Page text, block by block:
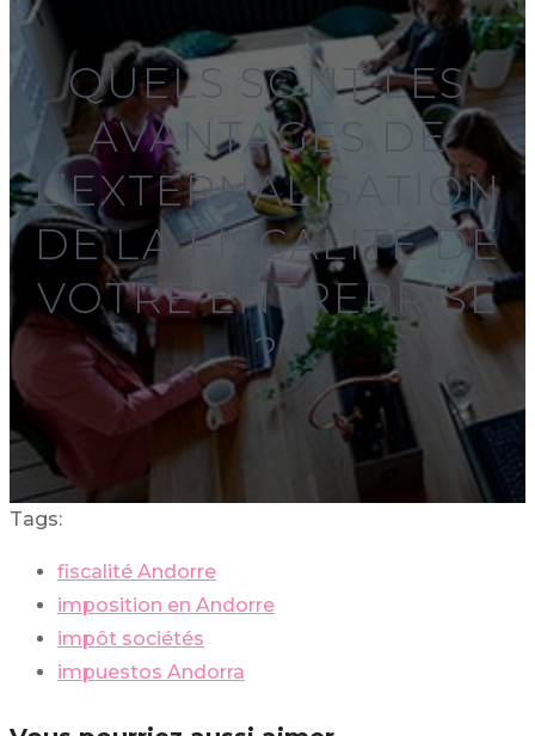
QUELS SONT LES
AVANTAGES DE
L’EXTERNALISATION
DE LA FISCALITÉ DE
VOTRE ENTREPRISE
?
Tags:
fiscalité Andorre
imposition en Andorre
impôt sociétés
impuestos Andorra